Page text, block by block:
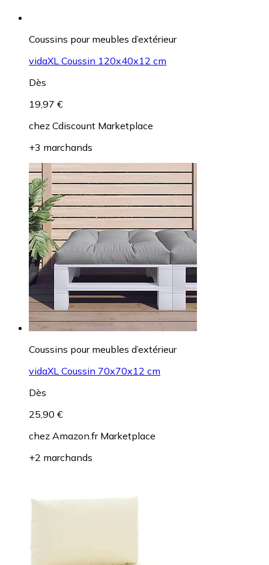
Coussins pour meubles d’extérieur
vidaXL Coussin 120x40x12 cm
Dès
19,97 €
chez Cdiscount Marketplace
+3 marchands
Coussins pour meubles d’extérieur
vidaXL Coussin 70x70x12 cm
Dès
25,90 €
chez Amazon.fr Marketplace
+2 marchands